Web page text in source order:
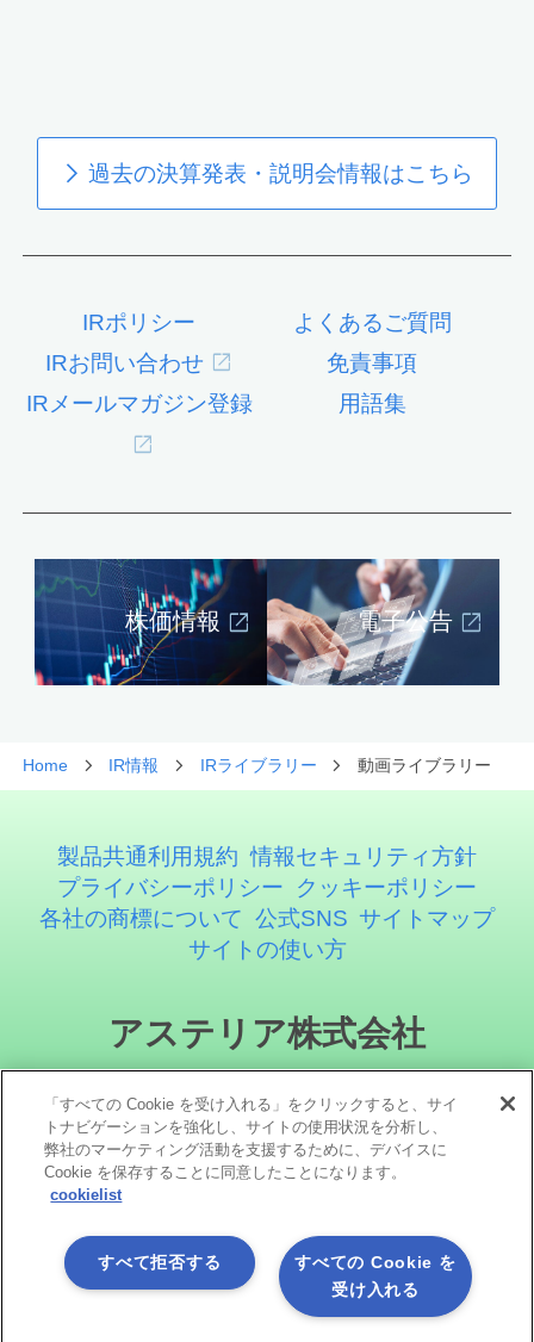
過去の決算発表・説明会情報はこちら
IRポリシー
よくあるご質問
IRお問い合わせ
免責事項
IRメールマガジン登録
用語集
株価情報 電子公告
Home IR情報 IRライブラリー 動画ライブラリー
製品共通利用規約 情報セキュリティ方針
プライバシーポリシー
クッキーポリシー
各社の商標について 公式SNS サイトマップ
サイトの使い方
アステリア株式会社
ソーシャルメディア
「すべての Cookie を受け入れる」をクリックすると、サイ
トナビゲーションを強化し、サイトの使用状況を分析し、
弊社のマーケティング活動を支援するために、デバイスに
Cookie を保存することに同意したことになります。
cookielist
すべての Cookie を
受け入れる
すべて拒否する